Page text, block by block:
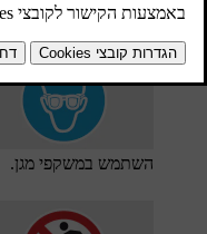
מנע ניצוצות ולהבות
השתמש במשקפי מגן.